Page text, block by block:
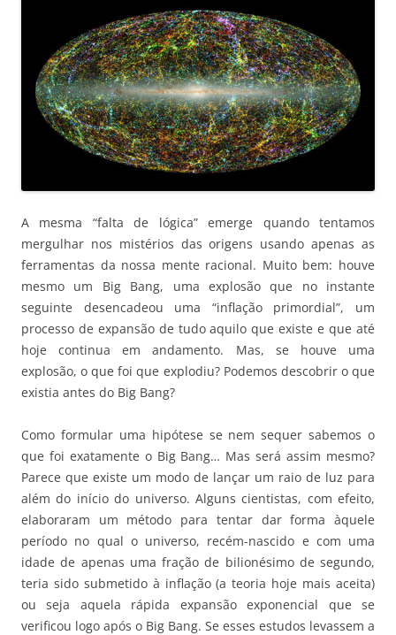
A mesma “falta de lógica” emerge quando tentamos
mergulhar nos mistérios das origens usando apenas as
ferramentas da nossa mente racional. Muito bem: houve
mesmo um Big Bang, uma explosão que no instante
seguinte desencadeou uma “inflação primordial”, um
processo de expansão de tudo aquilo que existe e que até
hoje continua em andamento. Mas, se houve uma
explosão, o que foi que explodiu? Podemos descobrir o que
existia antes do Big Bang?
Como formular uma hipótese se nem sequer sabemos o
que foi exatamente o Big Bang… Mas será assim mesmo?
Parece que existe um modo de lançar um raio de luz para
além do início do universo. Alguns cientistas, com efeito,
elaboraram um método para tentar dar forma àquele
período no qual o universo, recém-nascido e com uma
idade de apenas uma fração de bilionésimo de segundo,
teria sido submetido à inflação (a teoria hoje mais aceita)
ou seja aquela rápida expansão exponencial que se
verificou logo após o Big Bang. Se esses estudos levassem a